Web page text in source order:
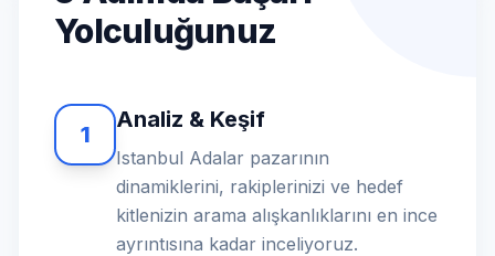
Yolculuğunuz
1
Analiz & Keşif
Istanbul Adalar pazarının
dinamiklerini, rakiplerinizi ve hedef
kitlenizin arama alışkanlıklarını en ince
ayrıntısına kadar inceliyoruz.